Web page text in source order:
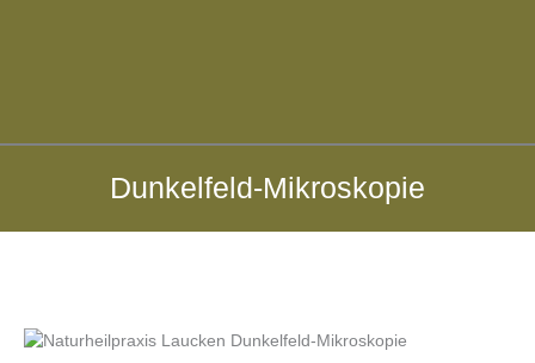
Parasitäre
Belastung
Dunkelfeld-Mikroskopie